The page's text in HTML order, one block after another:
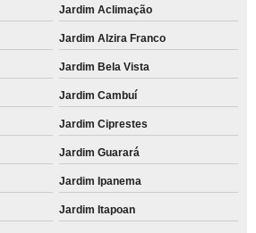
Jardim Aclimação
Jardim Alzira Franco
Jardim Bela Vista
Jardim Cambuí
Jardim Ciprestes
Jardim Guarará
Jardim Ipanema
Jardim Itapoan